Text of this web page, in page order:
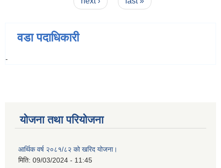
वडा पदाधिकारी
-
योजना तथा परियोजना
आर्थिक वर्ष २०८१/८२ को खरिद योजना।
मिति: 09/03/2024 - 11:45